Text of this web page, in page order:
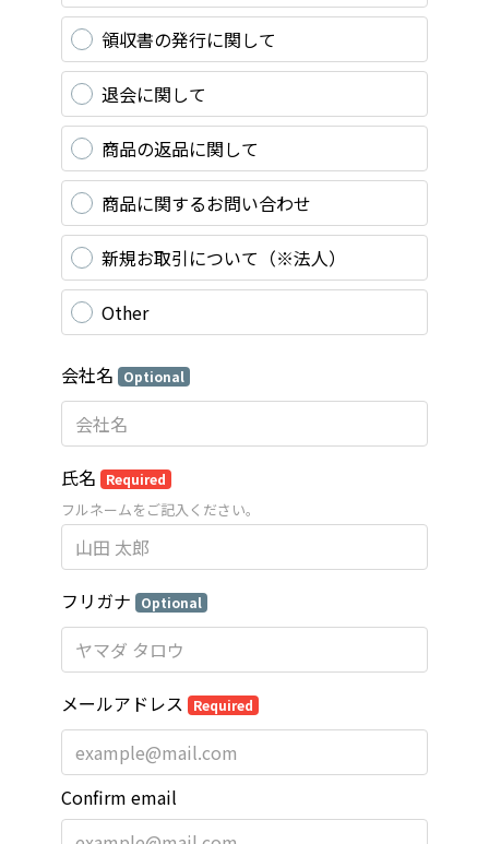
領収書の発行に関して
退会に関して
商品の返品に関して
商品に関するお問い合わせ
新規お取引について（※法人）
Other
会社名 Optional
氏名 Required
フルネームをご記入ください。
フリガナ Optional
メールアドレス Required
Confirm email